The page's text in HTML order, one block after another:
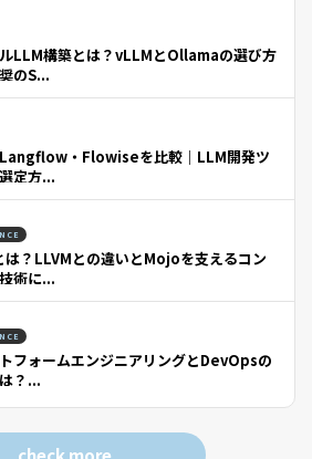
LLM構築とは？vLLMとOllamaの選び方
のS...
・Flowiseを比較｜LLM開発ツ
定方...
は？LLVMとの違いとMojoを支えるコン
術に...
フォームエンジニアリングとDevOpsの
？...